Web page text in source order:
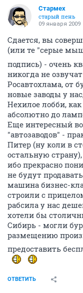
Стармех
старый пень
09 января 2009
Сдается, вы
(или те "серые
подпись) - очень
никогда не
Росавтохлама, от
новые заводы у
Нехилое лобби,
абсолютно до
Еще интересный
"автозаводов" -
Питер (ну коли в
остальную
ибо прекрасно
не будут
машина бизнес-
строили с
рабсила у нас
хотели бы
Сибирь - могли
размещению
предоставить
ОТВЕТИТЬ